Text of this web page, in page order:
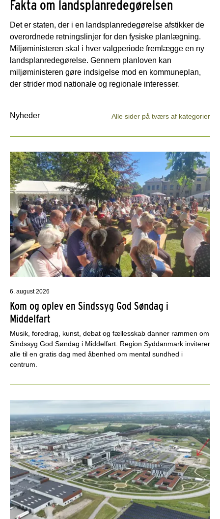
Fakta om landsplanredegørelsen
Det er staten, der i en landsplanredegørelse afstikker de
overordnede retningslinjer for den fysiske planlægning.
Miljøministeren skal i hver valgperiode fremlægge en ny
landsplanredegørelse. Gennem planloven kan
miljøministeren gøre indsigelse mod en kommuneplan,
der strider mod nationale og regionale interesser.
Nyheder Alle sider på tværs af kategorier
6. august 2026
Kom og oplev en Sindssyg God Søndag i
Middelfart
Musik, foredrag, kunst, debat og fællesskab danner rammen om
Sindssyg God Søndag i Middelfart. Region Syddanmark inviterer
alle til en gratis dag med åbenhed om mental sundhed i
centrum.